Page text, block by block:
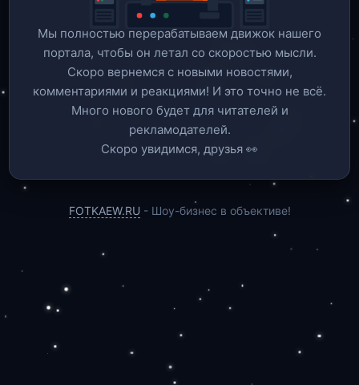
Мы полностью перерабатываем движок нашего
портала, чтобы он летал со скоростью мысли.
Скоро вернемся c новыми новостями,
комментариями и реакциями! И это точно не всё.
Много нового будет для читателей и
рекламодателей.
Скоро увидимся, друзья 👀
FOTKAEW.RU - Шоу-бизнес в объективе!